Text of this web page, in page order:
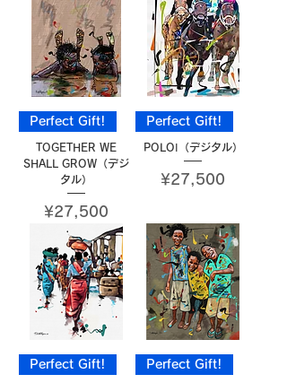
Perfect Gift!
TOGETHER WE
SHALL GROW（デジ
タル）
Price
¥27,500
Perfect Gift!
POLOⅠ（デジタル）
Price
¥27,500
Perfect Gift! Perfect Gift!